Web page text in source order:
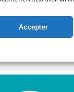
Accepter
la fois